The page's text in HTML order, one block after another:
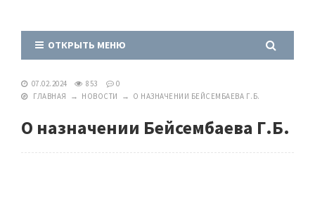
ОТКРЫТЬ МЕНЮ
07.02.2024 853
0
ГЛАВНАЯ
→ НОВОСТИ → О НАЗНАЧЕНИИ БЕЙСЕМБАЕВА Г.Б.
О назначении Бейсембаева Г.Б.